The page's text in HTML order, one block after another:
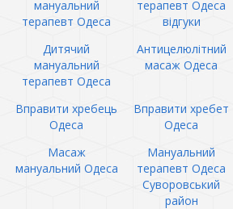
мануальний
терапевт Одеса
терапевт Одеса
відгуки
Дитячий
мануальний
терапевт Одеса
Антицелюлітний
масаж Одеса
Вправити хребець
Одеса
Вправити хребет
Одеса
Масаж
мануальний Одеса
Мануальний
терапевт Одеса
Суворовський
район